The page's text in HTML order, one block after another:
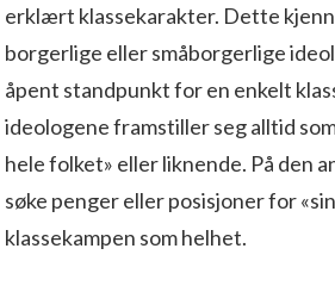
erklært klassekarakter. Dette
borgerlige eller småborgerlige
åpent standpunkt for en enkelt
ideologene framstiller seg alltid
hele folket» eller liknende. På den
søke penger eller posisjoner for
klassekampen som helhet.